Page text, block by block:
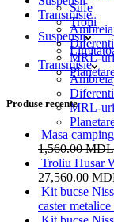
Sufe
Trolii
Suspensii
Transmisie
MRL-
Transmisie
MRL-
Produse recente
Masa
1,560.00MDL
Troliu Husar
27,560.00
Kit bucse
caster